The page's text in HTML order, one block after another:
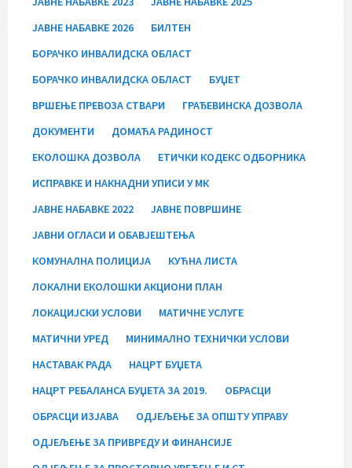
JАВНЕ НАБАВКЕ 2026
БИЛТЕН
БОРАЧКО ИНВАЛИДСКА ОБЛАСТ
БОРАЧКО ИНВАЛИДСКА ОБЛАСТ
БУЏЕТ
ВРШЕЊЕ ПРЕВОЗА СТВАРИ
ГРАЂЕВИНСКА ДОЗВОЛА
ДОКУМЕНТИ
ДОМАЋА РАДИНОСТ
ЕКОЛОШКА ДОЗВОЛА
ЕТИЧКИ КОДЕКС ОДБОРНИКА
ИСПРАВКЕ И НАКНАДНИ УПИСИ У МК
ЈАВНЕ НАБАВКЕ 2022
ЈАВНЕ ПОВРШИНЕ
ЈАВНИ ОГЛАСИ И ОБАВЈЕШТЕЊА
КОМУНАЛНА ПОЛИЦИЈА
КУЋНА ЛИСТА
ЛОКАЛНИ ЕКОЛОШКИ АКЦИОНИ ПЛАН
ЛОКАЦИЈСКИ УСЛОВИ
МАТИЧНЕ УСЛУГЕ
МАТИЧНИ УРЕД
МИНИМАЛНО ТЕХНИЧКИ УСЛОВИ
НАСТАВАК РАДА
НАЦРТ БУЏЕТА
НАЦРТ РЕБАЛАНСА БУЏЕТА ЗА 2019.
ОБРАСЦИ
ОБРАСЦИ ИЗЈАВА
ОДЈЕЉЕЊЕ ЗА ОПШТУ УПРАВУ
ОДЈЕЉЕЊЕ ЗА ПРИВРЕДУ И ФИНАНСИЈЕ